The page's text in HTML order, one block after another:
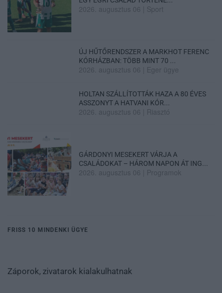
2026. augusztus 06 Sport
ÚJ HŰTŐRENDSZER A MARKHOT FERENC
KÓRHÁZBAN: TÖBB MINT 70 ...
2026. augusztus 06 Eger ügye
HOLTAN SZÁLLÍTOTTÁK HAZA A 80 ÉVES
ASSZONYT A HATVANI KÓR...
2026. augusztus 06 Riasztó
GÁRDONYI MESEKERT VÁRJA A
CSALÁDOKAT – HÁROM NAPON ÁT ING...
2026. augusztus 06 Programok
FRISS 10 MINDENKI ÜGYE
Záporok, zivatarok kialakulhatnak